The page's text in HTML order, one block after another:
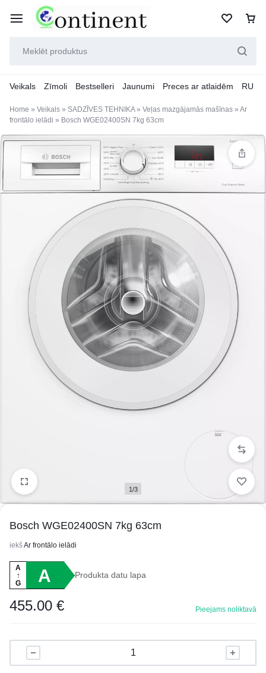
Veikals Zīmoli Bestselleri Jaunumi Preces ar atlaidēm RU
Home » Veikals » SADZĪVES TEHNIKA» Veļas mazgājamās mašīnas » Ar
frontālo ielādi » Bosch WGE02400SN 7kg 63cm
1/3
Bosch WGE02400SN 7kg 63cm
iekšAr frontālo ielādi
A
↑
G
A Produkta datu lapa
455.00 € Pieejams noliktavā